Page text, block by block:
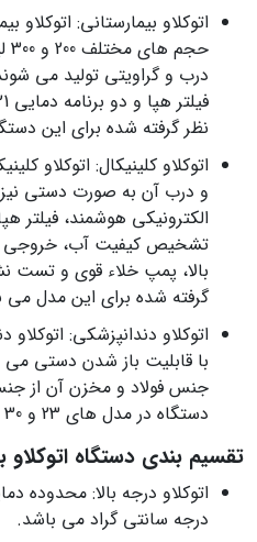
اتوکلاو بیمارستانی: اتوکلاو
درب و گراویتی تولید می
نظر گرفته شده برای این
اتوکلاو کلینیکال: اتوکلاو
و درب آن به صورت دستی
الکترونیکی هوشمند،
بالا، پمپ خلاء قوی و تست
گرفته شده برای این مدل می
اتوکلاو دندانپزشکی:
با قابلیت باز شدن دستی
جنس فولاد و مخزن آن از
دستگاه در مدل های 23 و 30 لیتری ساخته می شود.
تقسیم بندی دستگاه
درجه سانتی گراد می باشد.